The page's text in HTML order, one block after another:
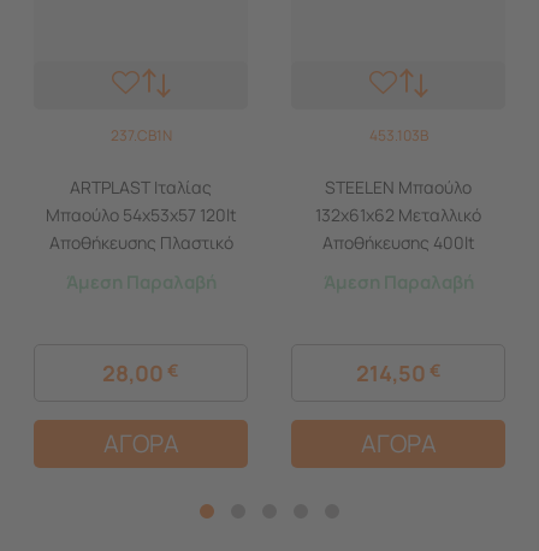
237.CB1N
ARTPLAST Ιταλίας
Μπαούλο 54x53x57 120lt
Αποθήκευσης Πλαστικό
MASSIF 7kg Μαύρο/Γκρι
Άμεση Παραλαβή
28,00 €
ΑΓΟΡΑ
453.103B
STEELEN Μπαούλο
132x61x62 Μεταλλικό
Αποθήκευσης 400lt
Γαλβανιζέ MaxB Γκρι
Άμεση Παραλαβή
214,50 €
ΑΓΟΡΑ